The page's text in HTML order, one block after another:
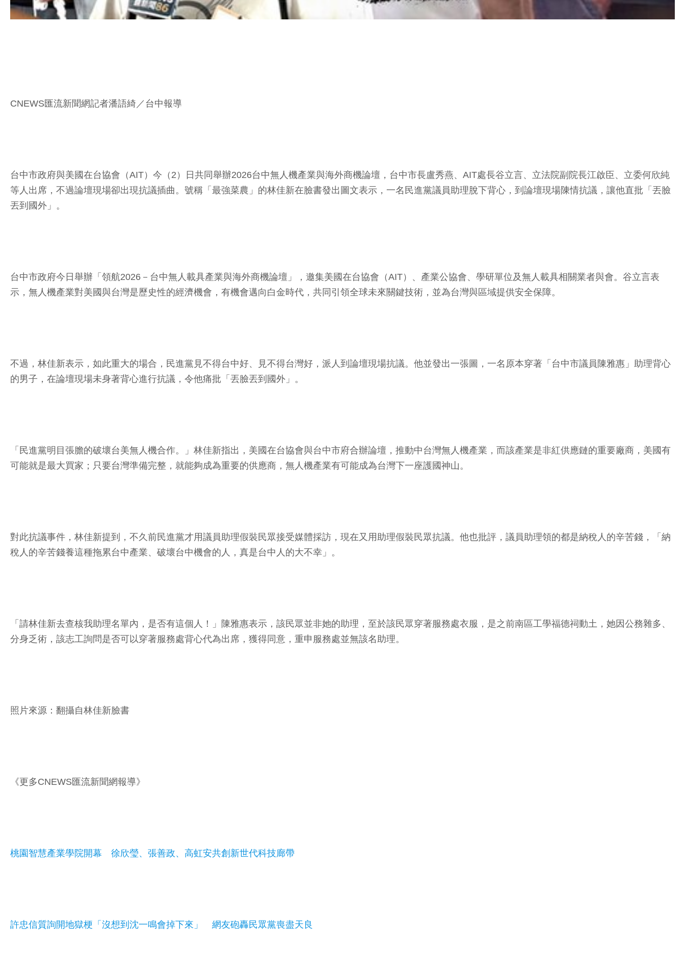
CNEWS匯流新聞網記者潘語綺／台中報導
台中市政府與美國在台協會（AIT）今（2）日共同舉辦2026台中無人機產業與海外商機論壇，台中市長盧秀燕、AIT處長谷立言、立法院副院長江啟臣、立委何欣純
等人出席，不過論壇現場卻出現抗議插曲。號稱「最強菜農」的林佳新在臉書發出圖文表示，一名民進黨議員助理脫下背心，到論壇現場陳情抗議，讓他直批「丟臉
丟到國外」。
台中市政府今日舉辦「領航2026－台中無人載具產業與海外商機論壇」，邀集美國在台協會（AIT）、產業公協會、學研單位及無人載具相關業者與會。谷立言表
示，無人機產業對美國與台灣是歷史性的經濟機會，有機會邁向白金時代，共同引領全球未來關鍵技術，並為台灣與區域提供安全保障。
不過，林佳新表示，如此重大的場合，民進黨見不得台中好、見不得台灣好，派人到論壇現場抗議。他並發出一張圖，一名原本穿著「台中市議員陳雅惠」助理背心
的男子，在論壇現場未身著背心進行抗議，令他痛批「丟臉丟到國外」。
「民進黨明目張膽的破壞台美無人機合作。」林佳新指出，美國在台協會與台中市府合辦論壇，推動中台灣無人機產業，而該產業是非紅供應鏈的重要廠商，美國有
可能就是最大買家；只要台灣準備完整，就能夠成為重要的供應商，無人機產業有可能成為台灣下一座護國神山。
對此抗議事件，林佳新提到，不久前民進黨才用議員助理假裝民眾接受媒體採訪，現在又用助理假裝民眾抗議。他也批評，議員助理領的都是納稅人的辛苦錢，「納
稅人的辛苦錢養這種拖累台中產業、破壞台中機會的人，真是台中人的大不幸」。
「請林佳新去查核我助理名單內，是否有這個人！」陳雅惠表示，該民眾並非她的助理，至於該民眾穿著服務處衣服，是之前南區工學福德祠動土，她因公務雜多、
分身乏術，該志工詢問是否可以穿著服務處背心代為出席，獲得同意，重申服務處並無該名助理。
照片來源：翻攝自林佳新臉書
《更多CNEWS匯流新聞網報導》
桃園智慧產業學院開幕 徐欣瑩、張善政、高虹安共創新世代科技廊帶
許忠信質詢開地獄梗「沒想到沈一鳴會掉下來」 網友砲轟民眾黨喪盡天良